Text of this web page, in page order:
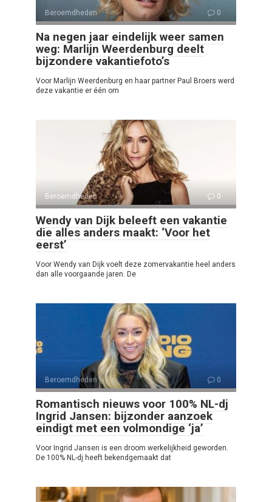
Beroemdheden 0
Na negen jaar eindelijk weer samen
weg: Marlijn Weerdenburg deelt
bijzondere vakantiefoto’s
Voor Marlijn Weerdenburg en haar partner Paul Broers werd
deze vakantie er één om
Beroemdheden 0
Wendy van Dijk beleeft een vakantie
die alles anders maakt: ‘Voor het
eerst’
Voor Wendy van Dijk voelt deze zomervakantie heel anders
dan alle voorgaande jaren. De
Beroemdheden 0
Romantisch nieuws voor 100% NL-dj
Ingrid Jansen: bijzonder aanzoek
eindigt met een volmondige ‘ja’
Voor Ingrid Jansen is een droom werkelijkheid geworden.
De 100% NL-dj heeft bekendgemaakt dat